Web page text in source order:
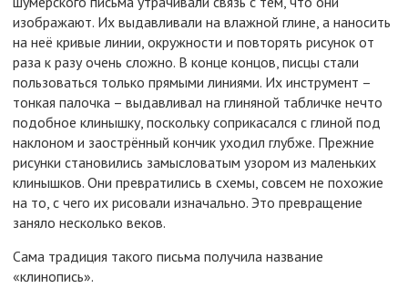
изображают. Их выдавливали на влажной глине, а наносить
на неё кривые линии, окружности и повторять рисунок от
раза к разу очень сложно. В конце концов, писцы стали
пользоваться только прямыми линиями. Их инструмент –
тонкая палочка – выдавливал на глиняной табличке нечто
подобное клинышку, поскольку соприкасался с глиной под
наклоном и заострённый кончик уходил глубже. Прежние
рисунки становились замысловатым узором из маленьких
клинышков. Они превратились в схемы, совсем не похожие
на то, с чего их рисовали изначально. Это превращение
заняло несколько веков.
Сама традиция такого письма получила название
«клинопись».